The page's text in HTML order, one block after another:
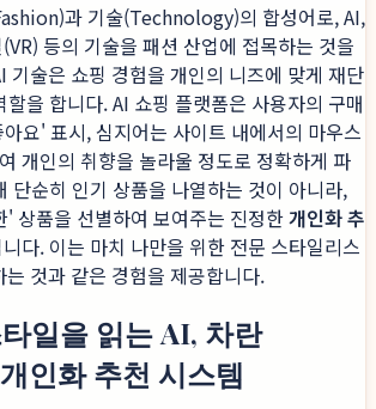
과 기술(Technology)의 합성어로, AI,
등의 기술을 패션 산업에 접목하는 것을
기술은 쇼핑 경험을 개인의 니즈에 맞게 재단
을 합니다. AI 쇼핑 플랫폼은 사용자의 구매
요' 표시, 심지어는 사이트 내에서의 마우스
개인의 취향을 놀라울 정도로 정확하게 파
단순히 인기 상품을 나열하는 것이 아니라,
' 상품을 선별하여 보여주는 진정한개인화 추
다. 이는 마치 나만을 위한 전문 스타일리스
것과 같은 경험을 제공합니다.
일을 읽는 AI, 차란
인화 추천 시스템